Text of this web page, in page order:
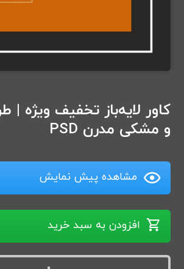
کاور لایه‌باز تخفیف ویژه |
و مشکی مدرن PSD
مشاهده پیش نمایش
افزودن به سبد خرید